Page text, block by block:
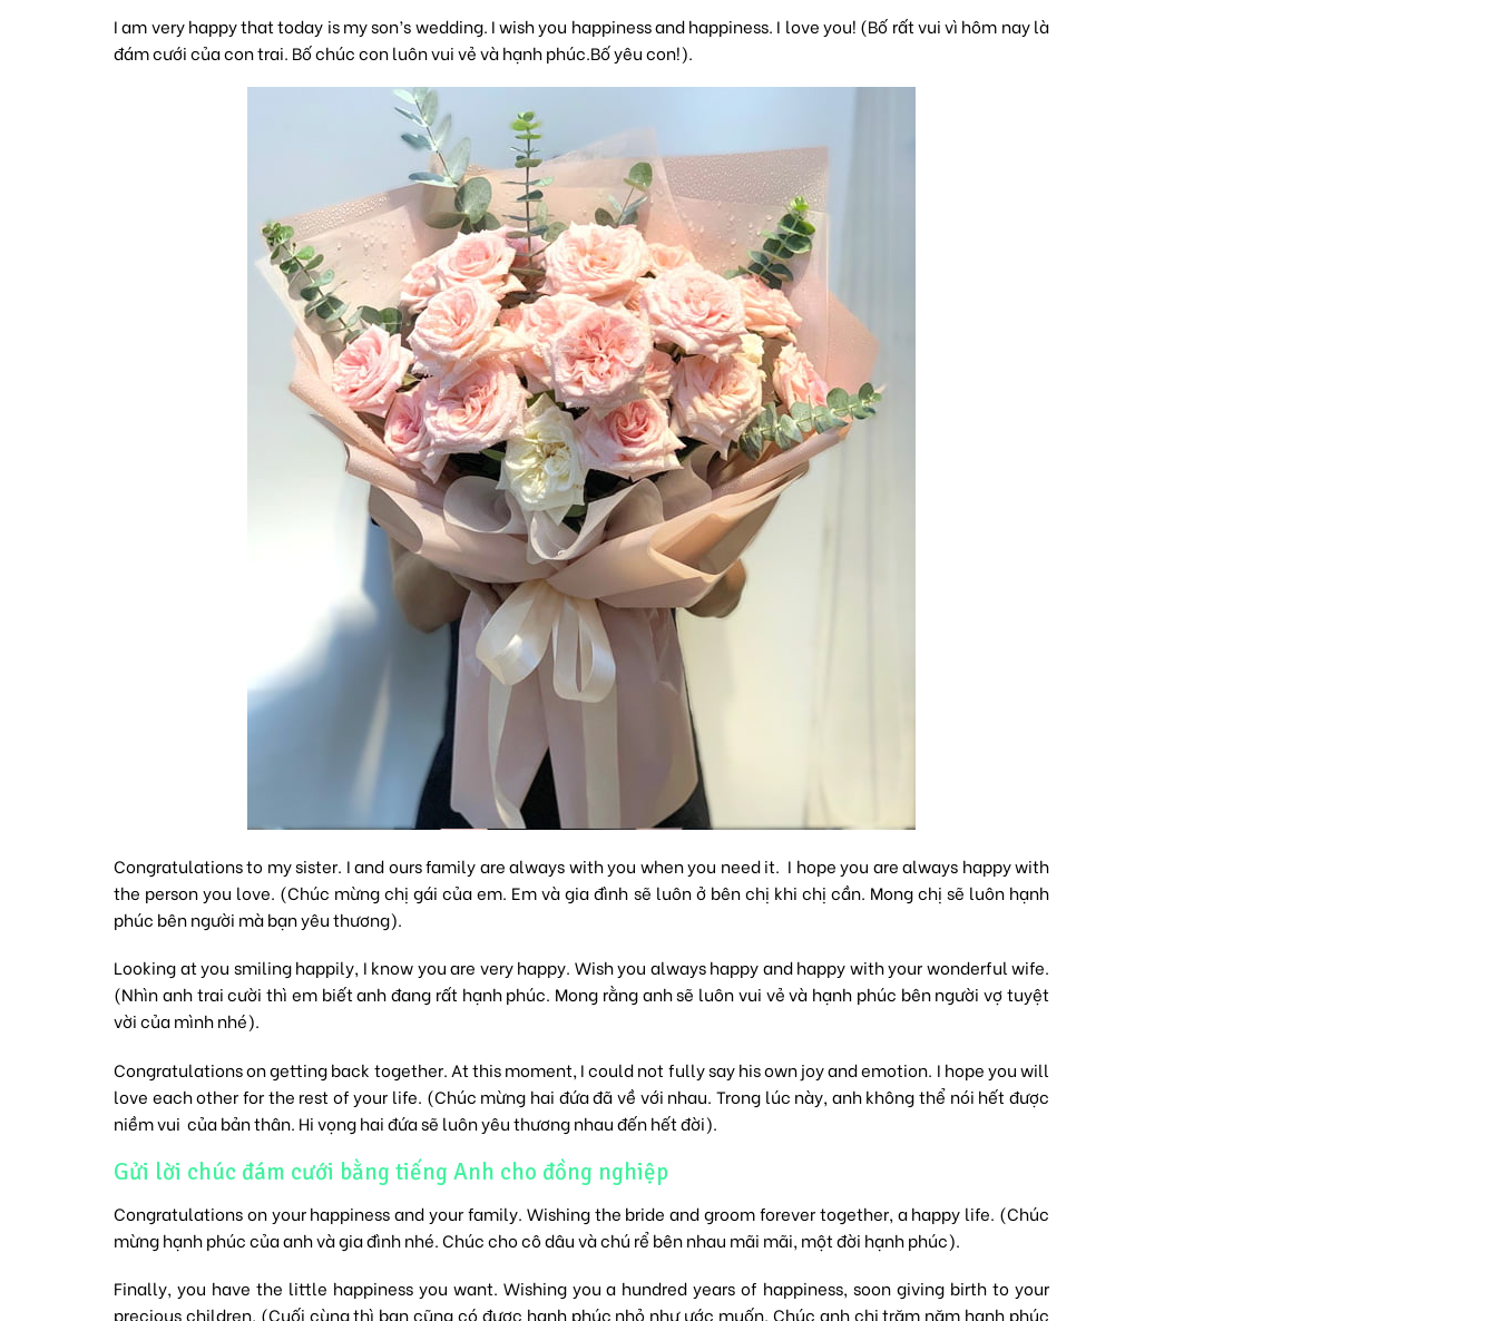
I am very happy that today is my son’s wedding. I wish you happiness and happiness. I love you! (Bố rất vui vì hôm nay là
đám cưới của con trai. Bố chúc con luôn vui vẻ và hạnh phúc.Bố yêu con!).
Congratulations to my sister. I and ours family are always with you when you need it. I hope you are always happy with
the person you love. (Chúc mừng chị gái của em. Em và gia đình sẽ luôn ở bên chị khi chị cần. Mong chị sẽ luôn hạnh
phúc bên người mà bạn yêu thương).
Looking at you smiling happily, I know you are very happy. Wish you always happy and happy with your wonderful wife.
(Nhìn anh trai cười thì em biết anh đang rất hạnh phúc. Mong rằng anh sẽ luôn vui vẻ và hạnh phúc bên người vợ tuyệt
vời của mình nhé).
Congratulations on getting back together. At this moment, I could not fully say his own joy and emotion. I hope you will
love each other for the rest of your life. (Chúc mừng hai đứa đã về với nhau. Trong lúc này, anh không thể nói hết được
niềm vui của bản thân. Hi vọng hai đứa sẽ luôn yêu thương nhau đến hết đời).
Gửi lời chúc đám cưới bằng tiếng Anh cho đồng nghiệp
Congratulations on your happiness and your family. Wishing the bride and groom forever together, a happy life. (Chúc
mừng hạnh phúc của anh và gia đình nhé. Chúc cho cô dâu và chú rể bên nhau mãi mãi, một đời hạnh phúc).
Finally, you have the little happiness you want. Wishing you a hundred years of happiness, soon giving birth to your
precious children. (Cuối cùng thì bạn cũng có được hạnh phúc nhỏ như ước muốn. Chúc anh chị trăm năm hạnh phúc